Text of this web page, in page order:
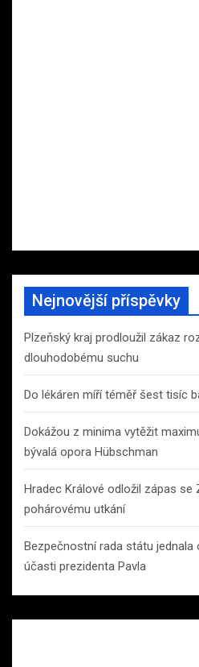
Nejnovější příspěvky
Plzeňský kraj prodloužil zákaz
dlouhodobému suchu
Do lékáren míří téměř šest tisíc
Dokážou z minima vytěžit
bývalá opora Hübschman
Hradec Králové odložil zápas se
pohárovému utkání
Bezpečnostní rada státu jednala
účasti prezidenta Pavla